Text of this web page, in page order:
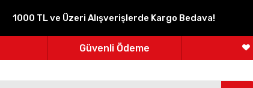
1000 TL ve Üzeri Alışverişlerde Kargo Bedava!
Parçanızın Online Adresi
100% Orijinal Ürün
Güvenli Ödeme
Ücretsiz İade